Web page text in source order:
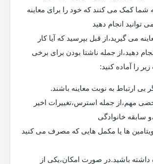
شما کمک می کنند که خود را برای معاینه
توانید انجام دهید
می گیرید،از قبل بپرسید که آیا کار
دهید،از جمله ناشتا بودن برای برخی
را آماده کنید:
بی ارتباط به نوبت معاینه باشند.
مهم،از جمله استرس،تغییرات اخیر
سابقه خانوادگی
ها یا مکمل هایی که مصرف می کنید
داشته باشید.در صورت امکان،یکی از